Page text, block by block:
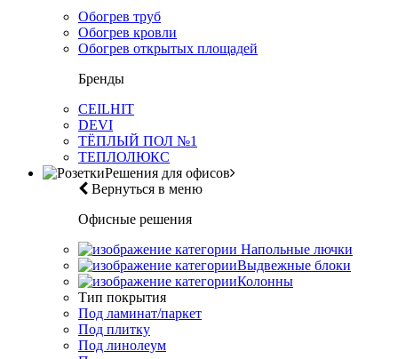
Обогрев труб
Обогрев кровли
Обогрев открытых площадей
Бренды
CEILHIT
DEVI
ТЁПЛЫЙ ПОЛ №1
ТЕПЛОЛЮКС
Решения для офисов
Вернуться в меню
Офисные решения
Напольные лючки
Выдвежные блоки
Колонны
Тип покрытия
Под ламинат/паркет
Под плитку
Под линолеум